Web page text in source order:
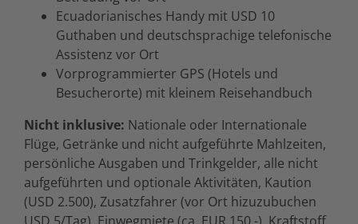
Ecuadorianisches Handy mit USD 10
Guthaben und deutschsprachige telefonische
Assistenz vor Ort
Vorprogrammierter GPS (Hotels und
Besucherorte) mit kleinem Reisehandbuch
Nicht inklusive: Nationale oder Internationale
Flüge, Getränke und nicht aufgeführte Mahlzeiten,
persönliche Ausgaben und Trinkgelder, alle nicht
aufgeführten und optionale Aktivitäten, Kaution
(USD 2.500), Zusatzfahrer (vor Ort hizuzubuchen